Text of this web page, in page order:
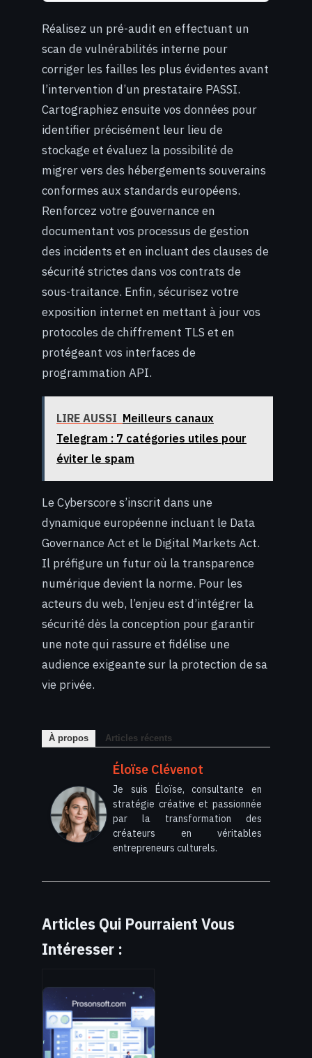
Réalisez un pré-audit en effectuant un
scan de vulnérabilités interne pour
corriger les failles les plus évidentes avant
l’intervention d’un prestataire PASSI.
Cartographiez ensuite vos données pour
identifier précisément leur lieu de
stockage et évaluez la possibilité de
migrer vers des hébergements souverains
conformes aux standards européens.
Renforcez votre gouvernance en
documentant vos processus de gestion
des incidents et en incluant des clauses de
sécurité strictes dans vos contrats de
sous-traitance. Enfin, sécurisez votre
exposition internet en mettant à jour vos
protocoles de chiffrement TLS et en
protégeant vos interfaces de
programmation API.
LIRE AUSSI Meilleurs canaux
Telegram : 7 catégories utiles pour
éviter le spam
Le Cyberscore s’inscrit dans une
dynamique européenne incluant le Data
Governance Act et le Digital Markets Act.
Il préfigure un futur où la transparence
numérique devient la norme. Pour les
acteurs du web, l’enjeu est d’intégrer la
sécurité dès la conception pour garantir
une note qui rassure et fidélise une
audience exigeante sur la protection de sa
vie privée.
À propos Articles récents
Éloïse Clévenot
Je suis Éloïse, consultante en
stratégie créative et passionnée
par la transformation des
créateurs en véritables
entrepreneurs culturels.
Articles Qui Pourraient Vous
Intéresser :